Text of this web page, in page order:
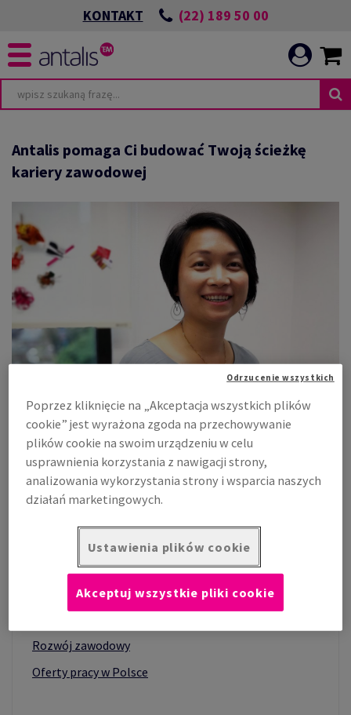
KONTAKT (22) 189 50 00
PRAKTYCE ESG
Antalis pomaga Ci budować Twoją ścieżkę
kariery zawodowej
Dlaczego Antalis?
Kultura Antalis
Rozwój zawodowy
Oferty pracy w Polsce
Poprzez kliknięcie na „Akceptacja wszystkich plików
cookie” jest wyrażona zgoda na przechowywanie
plików cookie na swoim urządzeniu w celu
usprawnienia korzystania z nawigacji strony,
analizowania wykorzystania strony i wsparcia naszych
działań marketingowych.
Ustawienia plików cookie
Odrzucenie wszystkich
Akceptuj wszystkie pliki cookie